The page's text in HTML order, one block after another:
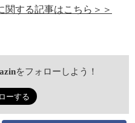
関する記事はこちら＞＞
をフォローしよう！